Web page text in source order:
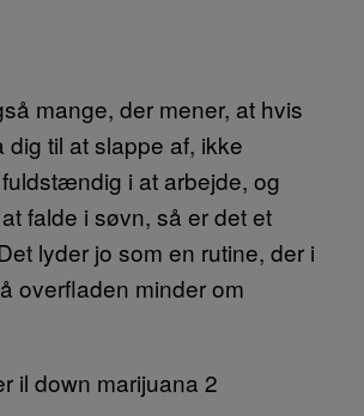
mange, der mener, at hvis
dig til at slappe af, ikke
i at arbejde, og
falde i søvn, så er det et
lyder jo som en rutine, der i
overfladen minder om